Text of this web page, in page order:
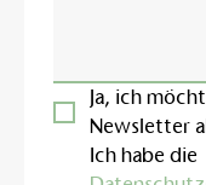
Ja, ich
Newsletter